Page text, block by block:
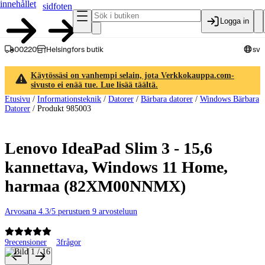
innehållet
sidfoten
Logga in
00220 Helsingfors butik sv
Käytössäsi on vanhempi selain, jota Verkkokauppa.com-
sivusto ei enää tue. Lue lisää täältä.
Etusivu / Informationsteknik / Datorer / Bärbara datorer / Windows Bärbara
Datorer / Produkt 985003
Lenovo IdeaPad Slim 3 - 15,6
kannettava, Windows 11 Home,
harmaa (82XM00NNMX)
Arvosana 4.3/5 perustuen 9 arvosteluun
9recensioner 3frågor